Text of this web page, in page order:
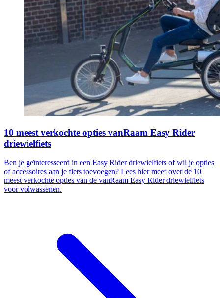
10 meest verkochte opties vanRaam Easy Rider
driewielfiets
Ben je geïnteresseerd in een Easy Rider driewielfiets of wil je opties
of accessoires aan je fiets toevoegen? Lees hier meer over de 10
meest verkochte opties van de vanRaam Easy Rider driewielfiets
voor volwassenen.